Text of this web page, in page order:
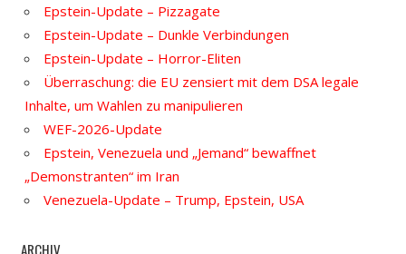
Epstein-Update – Pizzagate
Epstein-Update – Dunkle Verbindungen
Epstein-Update – Horror-Eliten
Überraschung: die EU zensiert mit dem DSA legale
Inhalte, um Wahlen zu manipulieren
WEF-2026-Update
Epstein, Venezuela und „Jemand“ bewaffnet
„Demonstranten“ im Iran
Venezuela-Update – Trump, Epstein, USA
ARCHIV